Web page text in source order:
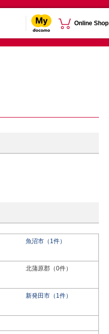
Online Shop
魚沼市（1件）
北蒲原郡（0件）
新発田市（1件）